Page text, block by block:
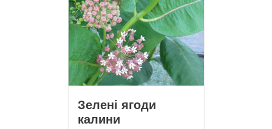
Зелені ягоди
калини